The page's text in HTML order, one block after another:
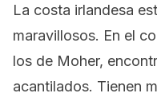
La costa irlandesa
maravillosos. En el
los de Moher,
acantilados. Tienen